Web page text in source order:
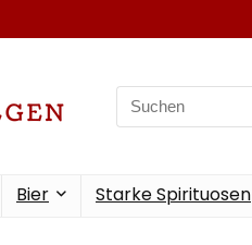
Search
for:
Bier Starke Spirituosen